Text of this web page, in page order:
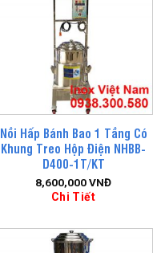
Nồi Hấp Bánh Bao 1 Tầng Có
Khung Treo Hộp Điện NHBB-
D400-1T/KT
8,600,000VNĐ
Chi Tiết